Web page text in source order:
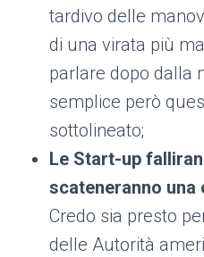
tardivo delle
di una virata più
parlare dopo dalla
semplice però
sottolineato;
Le Start-up
scateneranno
Credo sia presto
delle Autorità